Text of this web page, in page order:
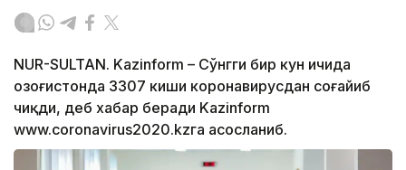
NUR-SULTAN. Kazinform – Сўнгги бир кун ичида
Қозоғистонда 3307 киши коронавирусдан соғайиб
чиқди, деб хабар беради Kazinform
www.coronavirus2020.kzга асосланиб.